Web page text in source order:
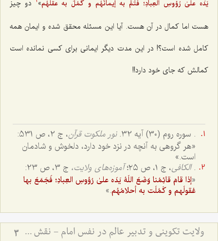
یَدَه علیٰ رُؤوسِ العِبادِ؛ فَتَمَّ به إیمانُهُم و کَمُلَ به عقلهُم»
2
دو چیز
هست اما کمال در آن هست. آیا این مسئله محقق شده و ایمان ‌همه
كامل شده است؟! در این مدت دیگر ایمانى براى كسى نمانده است
كمالش که جاى خود دارد!!
. سوره روم (30) آیه 32. نور ملكوت قرآن، ج ‌2، ص 531:
«هر گروهى به آنچه در نزد خود دارد، دلخوش و شادمان
است.»
.الکافی، ج ١، ص ٢٥؛ آموزه‌های ولایت، ج 3، ص 23:
«إذا قامَ قائِمُنا وَضَعَ اللَهُ یَدَه علیٰ رُؤوسِ العِبادِ؛ فَجَمَعَ بها
عُقولَهم و کَمُلَت به أحلامُهُم.»
ولایت تکوینی و تدبیر عالم در نفس امام - نقش واسطه‌های ملکوتی در مدیریت جهان و اختیار انسان 3